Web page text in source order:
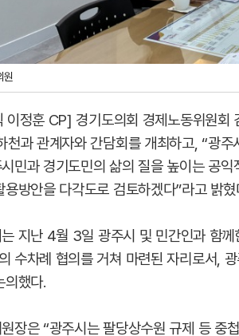
원
이정훈 CP] 경기도의회 경제노동위원
천과 관계자와 간담회를 개최하고, “광
민과 경기도민의 삶의 질을 높이는 공
용방안을 다각도로 검토하겠다”라고 밝혔
지난 4월 3일 광주시 및 민간인과 함
수차례 협의를 거쳐 마련된 자리로서,
의했다.
장은 “광주시는 팔당상수원 규제 등 중